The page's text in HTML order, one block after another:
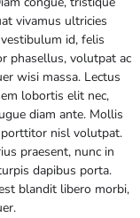
vivamus ultricies
id, felis
phasellus, volutpat ac
wisi massa. Lectus
lobortis elit nec,
diam ante. Mollis
nisl volutpat.
praesent, nunc in
dapibus porta.
blandit libero morbi,